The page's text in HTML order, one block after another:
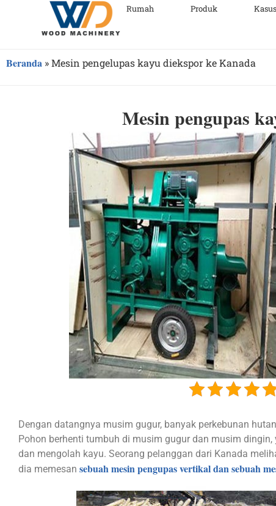
Rumah Produk Kasus
Beranda »Mesin pengelupas kayu diekspor ke Kanada
Mesin pengupas
Dengan datangnya musim gugur, banyak perkebunan
Pohon berhenti tumbuh di musim gugur dan musim
dan mengolah kayu. Seorang pelanggan dari Kanada
dia memesan sebuah mesin pengupas vertikal dan sebuah